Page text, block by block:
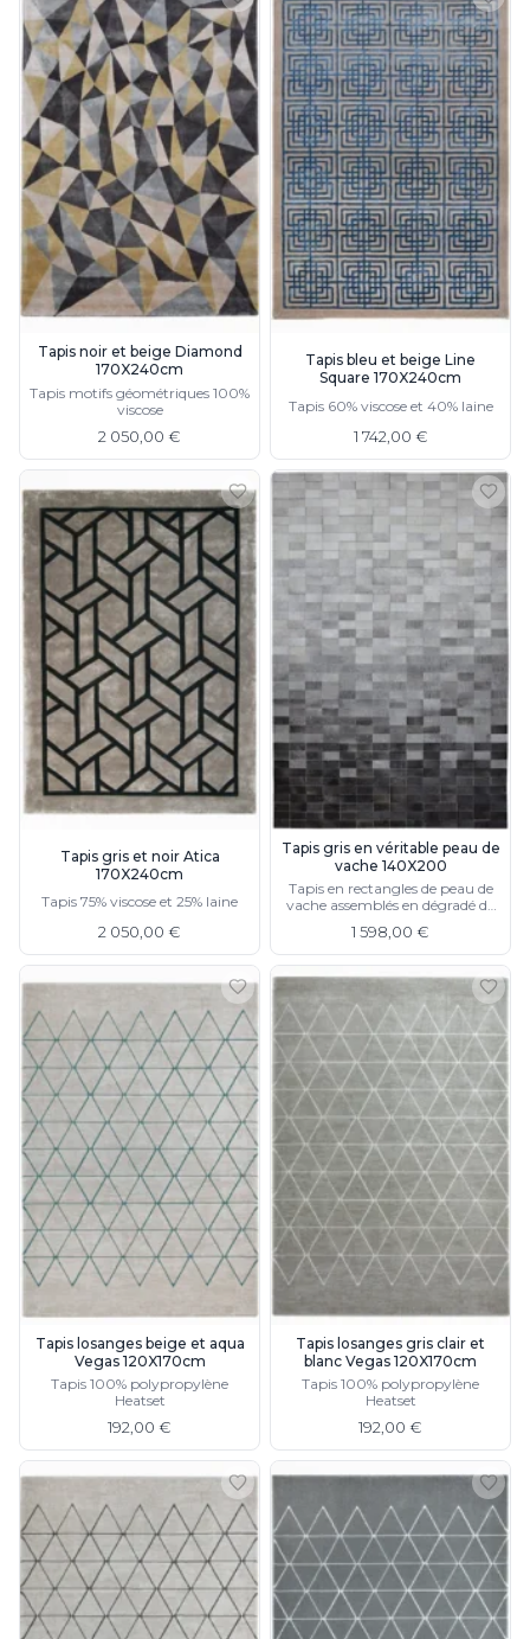
Tapis noir et beige Diamond
170X240cm
Tapis motifs géométriques 100%
viscose
2 050,00 €
Tapis bleu et beige Line
Square 170X240cm
Tapis 60% viscose et 40% laine
1 742,00 €
Tapis gris et noir Atica
170X240cm
Tapis 75% viscose et 25% laine
2 050,00 €
Tapis gris en véritable peau de
vache 140X200
Tapis en rectangles de peau de
vache assemblés en dégradé de
1 598,00 €
Tapis losanges beige et aqua
Vegas 120X170cm
Tapis 100% polypropylène
Heatset
192,00 €
Tapis losanges gris clair et
blanc Vegas 120X170cm
Tapis 100% polypropylène
Heatset
192,00 €